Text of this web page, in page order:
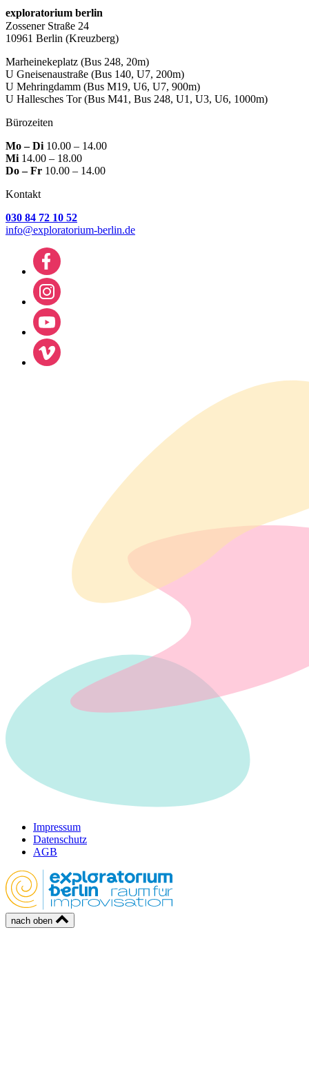
exploratorium berlin
Zossener Straße 24
10961 Berlin (Kreuzberg)
Marheinekeplatz (Bus 248, 20m)
U Gneisenaustraße (Bus 140, U7, 200m)
U Mehringdamm (Bus M19, U6, U7, 900m)
U Hallesches Tor(Bus M41, Bus 248, U1, U3, U6, 1000m)
Bürozeiten
Mo – Di 10.00 – 14.00
Mi 14.00 – 18.00
Do – Fr 10.00 – 14.00
Kontakt
030 84 72 10 52
info@exploratorium-berlin.de
Impressum
Datenschutz
AGB
nach oben